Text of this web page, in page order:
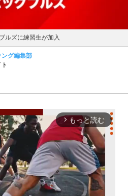
ルズに練習生が加入
グ編集部
arrow_forward_ios もっと読む